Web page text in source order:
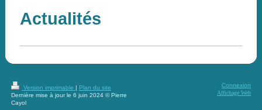
Actualités
Version imprimable | Plan du site
Dernière mise à jour le 6 juin 2024 © Pierre
Cayol
Connexion
Affichage Web